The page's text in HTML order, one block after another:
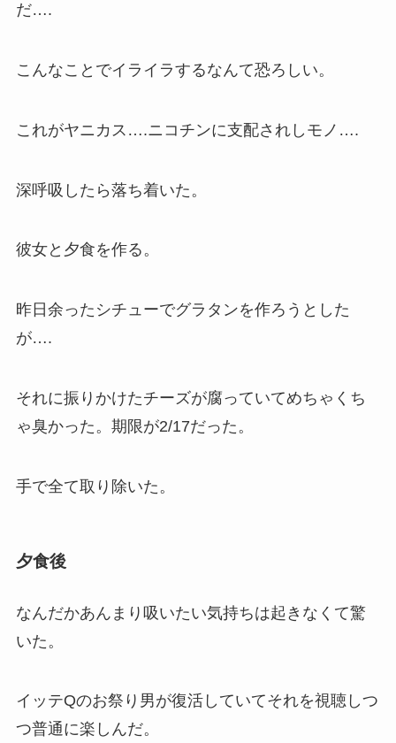
だ….
こんなことでイライラするなんて恐ろしい。
これがヤニカス….ニコチンに支配されしモノ….
深呼吸したら落ち着いた。
彼女と夕食を作る。
昨日余ったシチューでグラタンを作ろうとした
が….
それに振りかけたチーズが腐っていてめちゃくち
ゃ臭かった。期限が2/17だった。
手で全て取り除いた。
夕食後
なんだかあんまり吸いたい気持ちは起きなくて驚
いた。
イッテQのお祭り男が復活していてそれを視聴しつ
つ普通に楽しんだ。